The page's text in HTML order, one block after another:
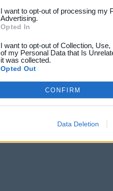
I want to opt-out of processing my
Advertising.
Opted In
I want to opt-out of Collection,
of my Personal Data that Is
it was collected.
Opted Out
CONFIRM
Data Deletion